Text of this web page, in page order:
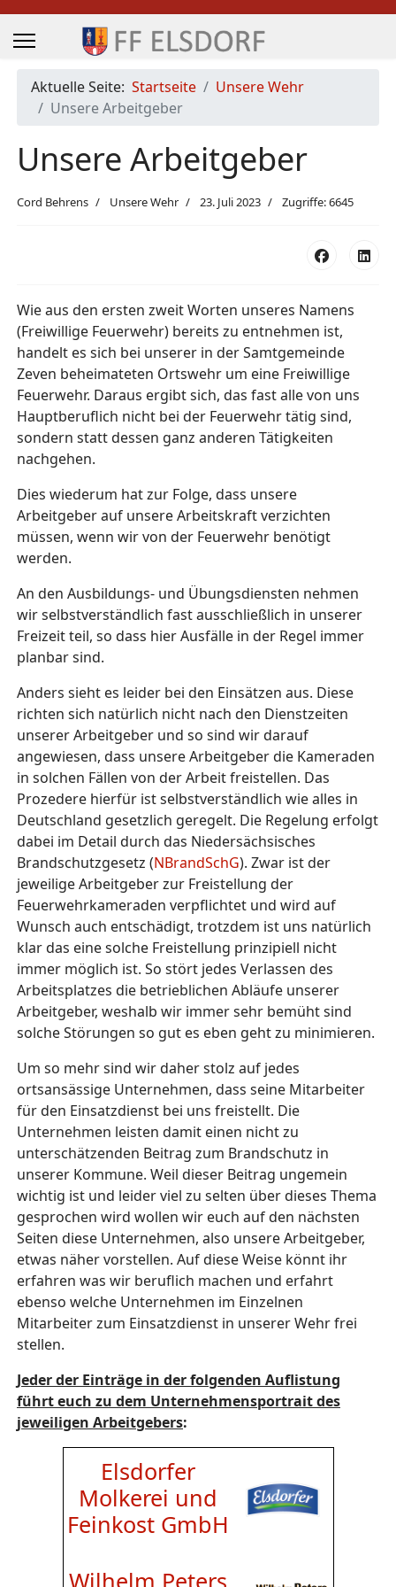
Aktuelle Seite: Startseite
Unsere Wehr
Unsere Arbeitgeber
Unsere Arbeitgeber
Cord Behrens Unsere Wehr 23. Juli 2023 Zugriffe: 6645
Wie aus den ersten zweit Worten unseres Namens
(Freiwillige Feuerwehr) bereits zu entnehmen ist,
handelt es sich bei unserer in der Samtgemeinde
Zeven beheimateten Ortswehr um eine Freiwillige
Feuerwehr. Daraus ergibt sich, das fast alle von uns
Hauptberuflich nicht bei der Feuerwehr tätig sind,
sondern statt dessen ganz anderen Tätigkeiten
nachgehen.
Dies wiederum hat zur Folge, dass unsere
Arbeitgeber auf unsere Arbeitskraft verzichten
müssen, wenn wir von der Feuerwehr benötigt
werden.
An den Ausbildungs- und Übungsdiensten nehmen
wir selbstverständlich fast ausschließlich in unserer
Freizeit teil, so dass hier Ausfälle in der Regel immer
planbar sind.
Anders sieht es leider bei den Einsätzen aus. Diese
richten sich natürlich nicht nach den Dienstzeiten
unserer Arbeitgeber und so sind wir darauf
angewiesen, dass unsere Arbeitgeber die Kameraden
in solchen Fällen von der Arbeit freistellen. Das
Prozedere hierfür ist selbstverständlich wie alles in
Deutschland gesetzlich geregelt. Die Regelung erfolgt
dabei im Detail durch das Niedersächsisches
Brandschutzgesetz (NBrandSchG). Zwar ist der
jeweilige Arbeitgeber zur Freistellung der
Feuerwehrkameraden verpflichtet und wird auf
Wunsch auch entschädigt, trotzdem ist uns natürlich
klar das eine solche Freistellung prinzipiell nicht
immer möglich ist. So stört jedes Verlassen des
Arbeitsplatzes die betrieblichen Abläufe unserer
Arbeitgeber, weshalb wir immer sehr bemüht sind
solche Störungen so gut es eben geht zu minimieren.
Um so mehr sind wir daher stolz auf jedes
ortsansässige Unternehmen, dass seine Mitarbeiter
für den Einsatzdienst bei uns freistellt. Die
Unternehmen leisten damit einen nicht zu
unterschätzenden Beitrag zum Brandschutz in
unserer Kommune. Weil dieser Beitrag ungemein
wichtig ist und leider viel zu selten über dieses Thema
gesprochen wird wollen wir euch auf den nächsten
Seiten diese Unternehmen, also unsere Arbeitgeber,
etwas näher vorstellen. Auf diese Weise könnt ihr
erfahren was wir beruflich machen und erfahrt
ebenso welche Unternehmen im Einzelnen
Mitarbeiter zum Einsatzdienst in unserer Wehr frei
stellen.
Jeder der Einträge in der folgenden Auflistung
führt euch zu dem Unternehmensportrait des
jeweiligen Arbeitgebers:
Elsdorfer
Molkerei und
Feinkost GmbH
Wilhelm Peters